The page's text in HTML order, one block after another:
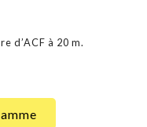
d’ACF à 20 m.